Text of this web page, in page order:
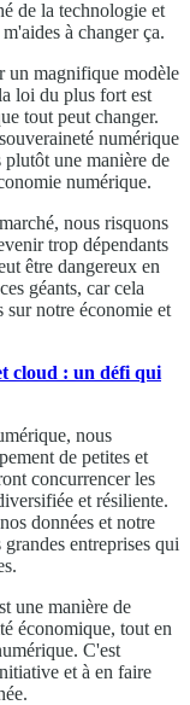
de la technologie et
à changer ça.
un magnifique modèle
loi du plus fort est
tout peut changer.
numérique
une manière de
numérique.
nous risquons
trop dépendants
être dangereux en
géants, car cela
sur notre économie et
cloud : un défi qui
nous
de petites et
concurrencer les
et résiliente.
données et notre
entreprises qui
une manière de
économique, tout en
C'est
et à en faire